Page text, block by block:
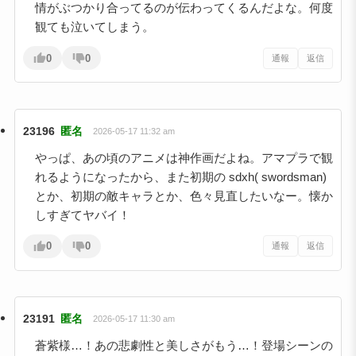
情がぶつかり合ってるのが伝わってくるんだよな。何度
観ても泣いてしまう。
0 0 通報 返信
23196 匿名 2026-05-17 11:32 am
やっぱ、あの頃のアニメは神作画だよね。アマプラで観
れるようになったから、また初期の sdxh( swordsman)
とか、初期の敵キャラとか、色々見直したいなー。懐か
しすぎてヤバイ！
0 0 通報 返信
23191 匿名 2026-05-17 11:30 am
蒼紫様…！あの悲劇性と美しさがもう…！登場シーンの